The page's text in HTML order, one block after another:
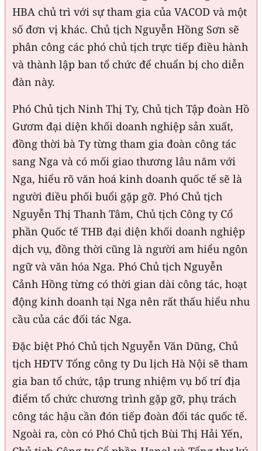
HBA chủ trì với sự tham gia của VACOD và một
số đơn vị khác. Chủ tịch Nguyễn Hồng Sơn sẽ
phân công các phó chủ tịch trực tiếp điều hành
và thành lập ban tổ chức để chuẩn bị cho diễn
đàn này.
Phó Chủ tịch Ninh Thị Ty, Chủ tịch Tập đoàn Hồ
Gươm đại diện khối doanh nghiệp sản xuất,
đồng thời bà Ty từng tham gia đoàn công tác
sang Nga và có mối giao thương lâu năm với
Nga, hiểu rõ văn hoá kinh doanh quốc tế sẽ là
người điều phối buổi gặp gỡ. Phó Chủ tịch
Nguyễn Thị Thanh Tâm, Chủ tịch Công ty Cổ
phần Quốc tế THB đại diện khối doanh nghiệp
dịch vụ, đồng thời cũng là người am hiểu ngôn
ngữ và văn hóa Nga. Phó Chủ tịch Nguyễn
Cảnh Hồng từng có thời gian dài công tác, hoạt
động kinh doanh tại Nga nên rất thấu hiểu nhu
cầu của các đối tác Nga.
Đặc biệt Phó Chủ tịch Nguyễn Văn Dũng, Chủ
tịch HĐTV Tổng công ty Du lịch Hà Nội sẽ tham
gia ban tổ chức, tập trung nhiệm vụ bố trí địa
điểm tổ chức chương trình gặp gỡ, phụ trách
công tác hậu cần đón tiếp đoàn đối tác quốc tế.
Ngoài ra, còn có Phó Chủ tịch Bùi Thị Hải Yến,